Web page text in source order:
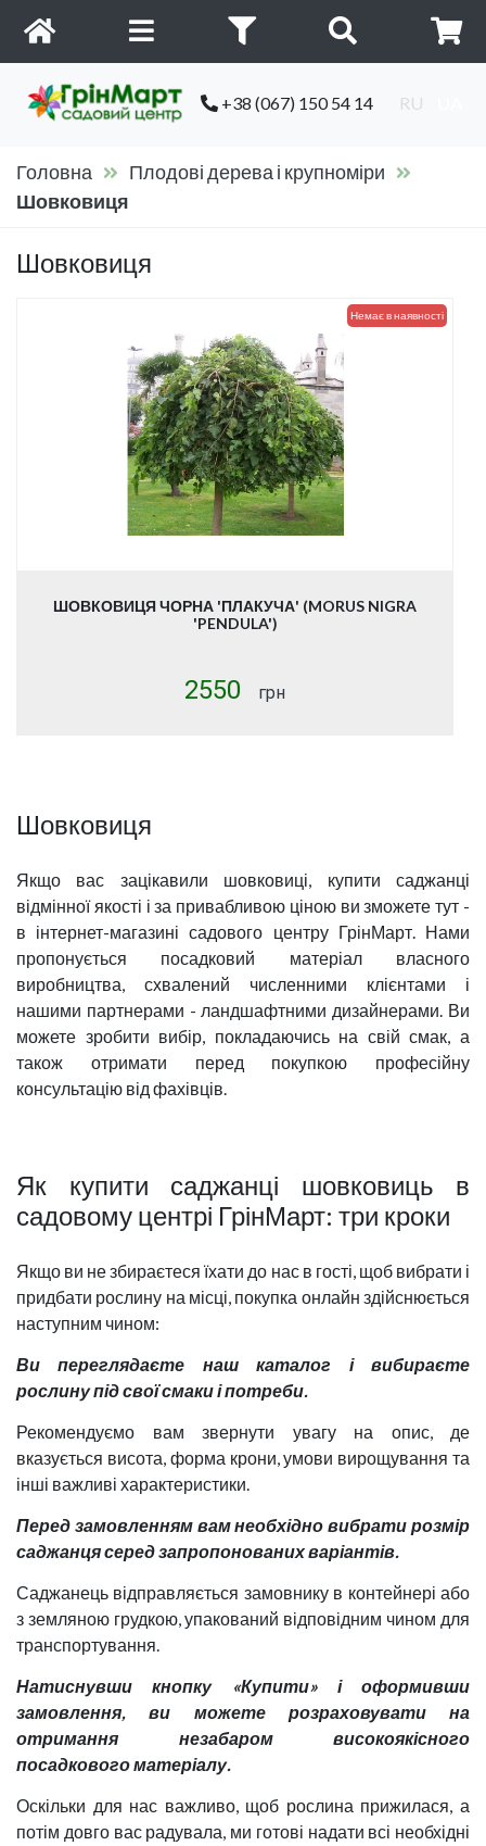
+38 (067) 150 54 14 RU
Головна
Плодові дерева і крупноміри
Шовковиця
Шовковиця
Немає в наявності
ШОВКОВИЦЯ ЧОРНА 'ПЛАКУЧА' (MORUS NIGRA
'PENDULA')
2550 грн
Шовковиця
Якщо вас зацікавили шовковиці, купити саджанці
відмінної якості і за привабливою ціною ви зможете тут -
в інтернет-магазині садового центру ГрінМарт. Нами
пропонується посадковий матеріал власного
виробництва, схвалений численними клієнтами і
нашими партнерами - ландшафтними дизайнерами. Ви
можете зробити вибір, покладаючись на свій смак, а
також отримати перед покупкою професійну
консультацію від фахівців.
Як купити саджанці шовковиць в
садовому центрі ГрінМарт: три кроки
Якщо ви не збираєтеся їхати до нас в гості, щоб вибрати і
придбати рослину на місці, покупка онлайн здійснюється
наступним чином:
Ви переглядаєте наш каталог і вибираєте
рослину під свої смаки і потреби.
Рекомендуємо вам звернути увагу на опис, де
вказується висота, форма крони, умови вирощування та
інші важливі характеристики.
Перед замовленням вам необхідно вибрати розмір
саджанця серед запропонованих варіантів.
Саджанець відправляється замовнику в контейнері або
з земляною грудкою, упакований відповідним чином для
транспортування.
Натиснувши кнопку «Купити» і оформивши
замовлення, ви можете розраховувати на
отримання незабаром високоякісного
посадкового матеріалу.
Оскільки для нас важливо, щоб рослина прижилася, а
потім довго вас радувала, ми готові надати всі необхідні